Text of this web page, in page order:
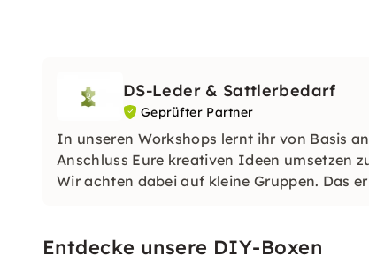
DS-Leder & Sattlerbedarf
Geprüfter Partner
In unseren Workshops lernt ihr von Basis
Anschluss Eure kreativen Ideen umsetzen
Wir achten dabei auf kleine Gruppen. Das
Entdecke unsere DIY-Boxen